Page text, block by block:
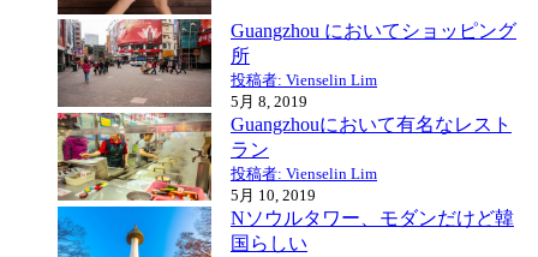
Guangzhou においてショッピング
所
投稿者: Vienselin Lim
5月 8, 2019
Guangzhouにおいて有名なレスト
ラン
投稿者: Vienselin Lim
5月 10, 2019
Nソウルタワー、モダンだけど韓
国らしい